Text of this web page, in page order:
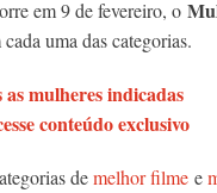
em 9 de fevereiro, o
uma das categorias.
mulheres indicadas
conteúdo exclusivo
demelhor filme e